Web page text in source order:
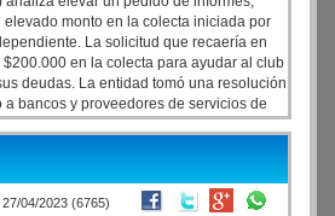
monto en la colecta iniciada por
La solicitud que recaería en
en la colecta para ayudar al club
deudas. La entidad tomó una resolución
bancos y proveedores de servicios de
Pago o Modo, para que informen
sus clientes cuando superen un monto
señalaron que el dinero recibido por
fecha no está depositado en ningún
que el club debió haber abierto una
27/04/2023 (6765)